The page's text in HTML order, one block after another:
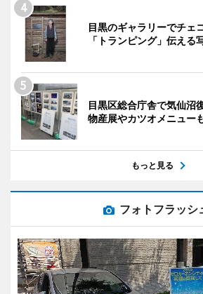
目黒のギャラリーでチェ
「トランピング」伝える
目黒区総合庁舎で気仙沼
物産展やカツオメニュー
もっと見る
フォトフラッシ